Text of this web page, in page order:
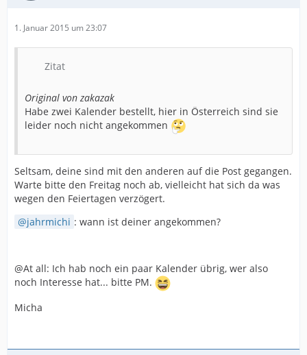
1. Januar 2015 um 23:07
Zitat
Original von zakazak
Habe zwei Kalender bestellt, hier in Österreich sind sie
leider noch nicht angekommen
Seltsam, deine sind mit den anderen auf die Post gegangen.
Warte bitte den Freitag noch ab, vielleicht hat sich da was
wegen den Feiertagen verzögert.
jahrmichi : wann ist deiner angekommen?
@At all: Ich hab noch ein paar Kalender übrig, wer also
noch Interesse hat... bitte PM.
Micha